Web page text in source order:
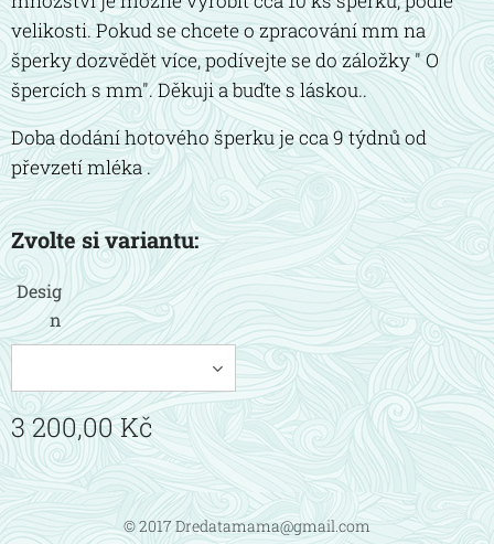
velikosti. Pokud se chcete o zpracování mm na
šperky dozvědět více, podívejte se do záložky " O
špercích s mm". Děkuji a buďte s láskou..
Doba dodání hotového šperku je cca 9 týdnů od
převzetí mléka .
Zvolte si variantu:
Desig
n
3 200,00Kč
© 2017 Dredatamama@gmail.com